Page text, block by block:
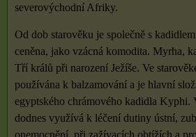
severovýchodní Afriky.
Od dob starověku je společně s
ceněna, jako vzácná komodita. Myrha,
Tří králů při narození Ježíše. Ve
používána k balzamování a je hlavní
egyptského chrámového kadidla
dodnes využívá k léčení dutiny ústní,
onemocnění, při zažívacích obtížích a